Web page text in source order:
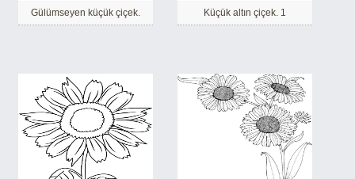
Gülümseyen küçük çiçek. Küçük altın çiçek. 1